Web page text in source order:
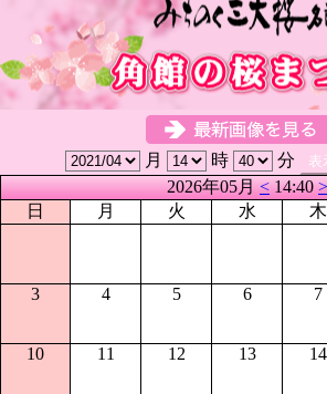
月 時
分
2026年05月<14:40>
日
月 火 水 木
3 4 5 6 7
10 11 12 13 14